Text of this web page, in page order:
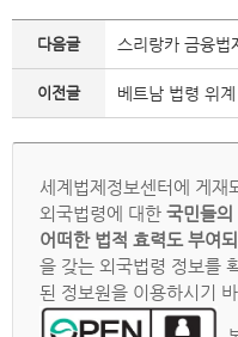
다음글 스리랑카 금융법
이전글 베트남 법령 위
세계법제정보센터에 게재
외국법령에 대한 국민들의
어떠한 법적 효력도 부여
을 갖는 외국법령 정보를
된 정보원을 이용하시기